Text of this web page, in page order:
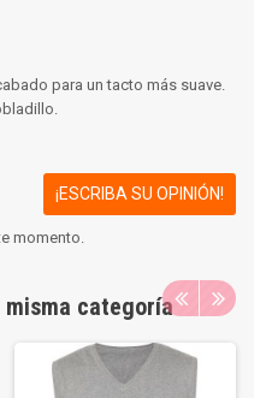
para un tacto más suave.
¡ESCRIBA SU OPINIÓN!
momento.
misma categoría